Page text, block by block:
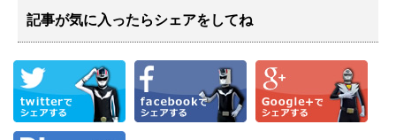
記事が気に入ったらシェアをしてね